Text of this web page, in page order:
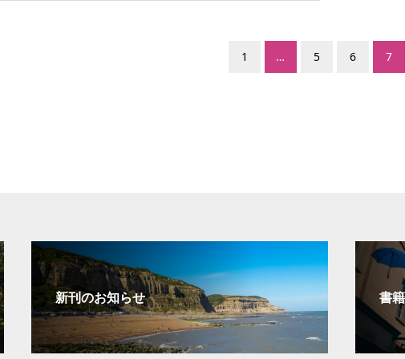
1 … 5 6 7
新刊のお知らせ 書